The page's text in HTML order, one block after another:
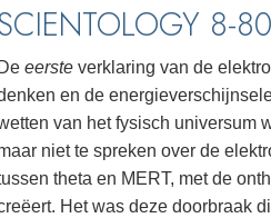
met een scientoloog
Kerk
van Scientology
Flag Land Base
Freewinds
Scientology beschikbaar
hele wereld
8-80
De eerste verklaring van de
en de
van het fysisch universum
niet te spreken over de
theta en MERT, met de
Het was deze doorbraak